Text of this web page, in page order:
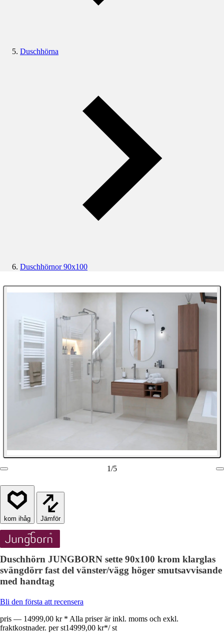
Duschhörna
Duschhörnor 90x100
1/5
Jämför
Duschhörn JUNGBORN sette 90x100 krom klarglas
svängdörr fast del vänster/vägg höger smutsavvisande
med handtag
Bli den första att recensera
pris — 14999,00 kr * Alla priser är inkl. moms och exkl.
fraktkostnader. per st14999,00 kr*/ st